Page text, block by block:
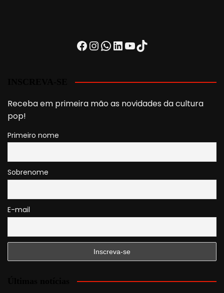
Facebook
Instagram
WhatsApp
LinkedIn
Youtube
TikTok
Receba em primeira mão as novidades da cultura
pop!
Primeiro nome
Sobrenome
E-mail